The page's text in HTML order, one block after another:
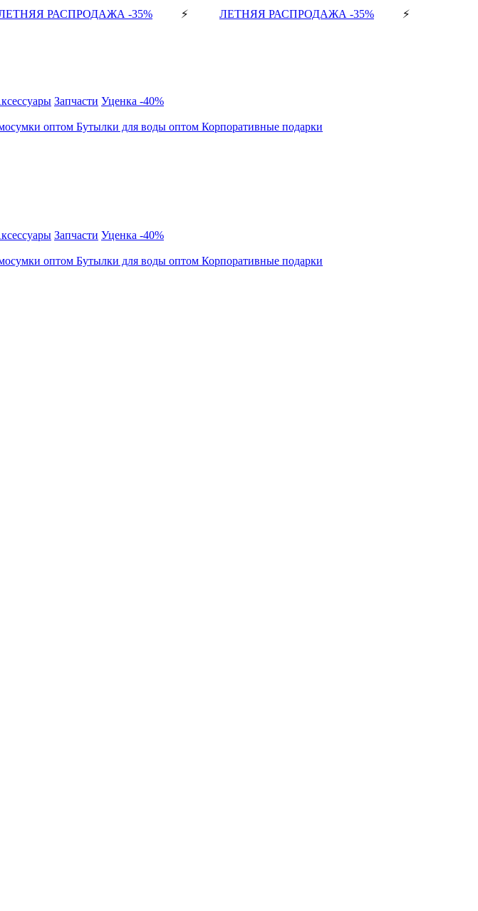
РАСПРОДАЖА -35% ⚡ ЛЕТНЯЯ РАСПРОДАЖА -35% ⚡
Запчасти Уценка -40%
оптом Бутылки для воды оптом Корпоративные подарки
Запчасти Уценка -40%
оптом Бутылки для воды оптом Корпоративные подарки